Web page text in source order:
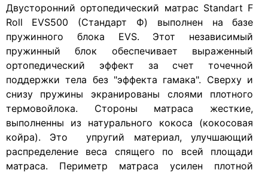
Двусторонний ортопедический матрас Standart F
Roll EVS500 (Стандарт Ф) выполнен на базе
пружинного блока EVS. Этот независимый
пружинный блок обеспечивает выраженный
ортопедический эффект за счет точечной
поддержки тела без "эффекта гамака". Сверху и
снизу пружины экранированы слоями плотного
термовойлока. Стороны матраса жесткие,
выполненны из натурального кокоса (кокосовая
койра). Это упругий материал, улучшающий
распределение веса спящего по всей площади
матраса. Периметр матраса усилен плотной